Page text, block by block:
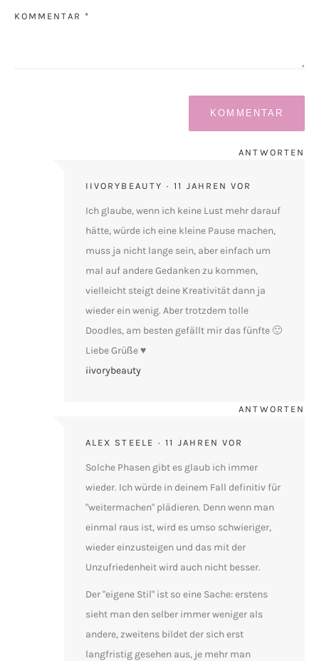
KOMMENTAR *
IIVORYBEAUTY 11 JAHREN VOR
ANTWORTEN
Ich glaube, wenn ich keine Lust mehr darauf
hätte, würde ich eine kleine Pause machen,
muss ja nicht lange sein, aber einfach um
mal auf andere Gedanken zu kommen,
vielleicht steigt deine Kreativität dann ja
wieder ein wenig. Aber trotzdem tolle
Doodles, am besten gefällt mir das fünfte 🙂
Liebe Grüße ♥
iivorybeauty
ALEX STEELE 11 JAHREN VOR
ANTWORTEN
Solche Phasen gibt es glaub ich immer
wieder. Ich würde in deinem Fall definitiv für
"weitermachen" plädieren. Denn wenn man
einmal raus ist, wird es umso schwieriger,
wieder einzusteigen und das mit der
Unzufriedenheit wird auch nicht besser.
Der "eigene Stil" ist so eine Sache: erstens
sieht man den selber immer weniger als
andere, zweitens bildet der sich erst
langfristig gesehen aus, je mehr man